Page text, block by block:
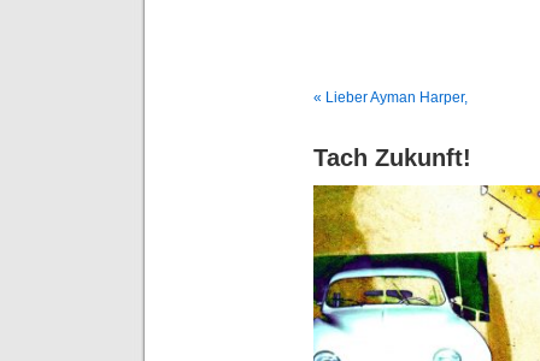
« Lieber Ayman Harper,
Tach Zukunft!